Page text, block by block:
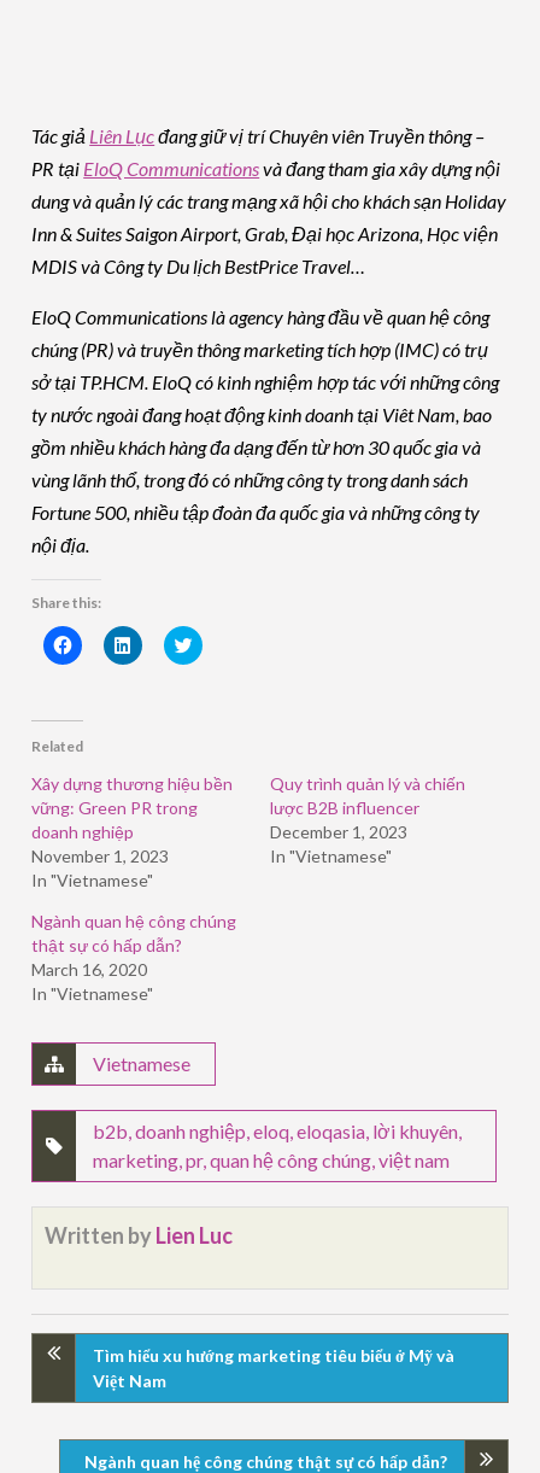
Tác giả Liên Lụcđang giữ vị trí Chuyên viên Truyền thông –
PR tại EloQ Communicationsvà đang tham gia xây dựng nội
dung và quản lý các trang mạng xã hội cho khách sạn Holiday
Inn & Suites Saigon Airport, Grab, Đại học Arizona, Học viện
MDIS và Công ty Du lịch BestPrice Travel…
EloQ Communications là agency hàng đầu về quan hệ công
chúng (PR) và truyền thông marketing tích hợp (IMC) có trụ
sở tại TP.HCM. EloQ có kinh nghiệm hợp tác với những công
ty nước ngoài đang hoạt động kinh doanh tại Viêt Nam, bao
gồm nhiều khách hàng đa dạng đến từ hơn 30 quốc gia và
vùng lãnh thổ, trong đó có những công ty trong danh sách
Fortune 500, nhiều tập đoàn đa quốc gia và những công ty
nội địa.
Share this:
Click
to
(Opens
new
Click
to
Click
to
Related
Xây dựng thương hiệu bền
vững: Green PR trong
doanh nghiệp
November 1, 2023
In "Vietnamese"
Quy trình quản lý và chiến
lược B2B influencer
December 1, 2023
In "Vietnamese"
Ngành quan hệ công chúng
thật sự có hấp dẫn?
March 16, 2020
In "Vietnamese"
Vietnamese
b2b ,doanh nghiệp ,eloq ,eloqasia lời khuyên
marketing ,pr,quan hệ công chúng ,việt nam
Written byLien Luc
Tìm hiểu xu hướng marketing tiêu biểu ở Mỹ và
Việt Nam
Ngành quan hệ công chúng thật sự có hấp dẫn?